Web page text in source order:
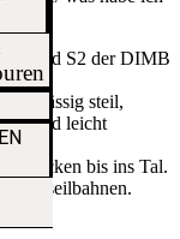
S2 der DIMB
mässig steil,
und leicht
bis ins Tal.
Bergseilbahnen.